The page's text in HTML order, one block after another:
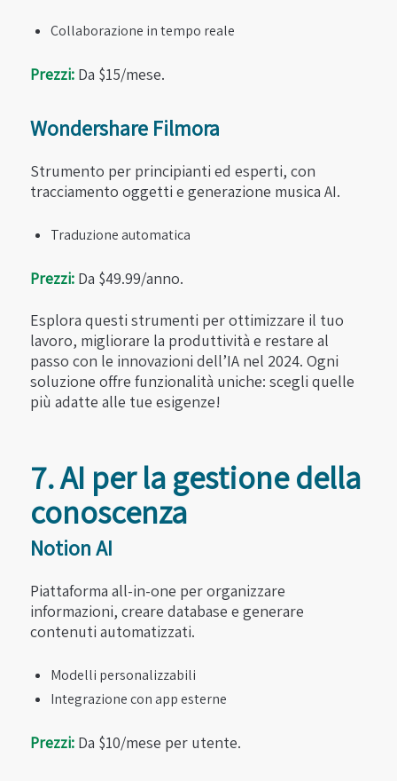
Collaborazione in tempo reale
Prezzi:Da $15/mese.
Wondershare Filmora
Strumento per principianti ed esperti, con
tracciamento oggetti e generazione musica AI.
Traduzione automatica
Prezzi:Da $49.99/anno.
Esplora questi strumenti per ottimizzare il tuo
lavoro, migliorare la produttività e restare al
passo con le innovazioni dell’IA nel 2024. Ogni
soluzione offre funzionalità uniche: scegli quelle
più adatte alle tue esigenze!
7. AI per la gestione della
conoscenza
Notion AI
Piattaforma all-in-one per organizzare
informazioni, creare database e generare
contenuti automatizzati.
Modelli personalizzabili
Integrazione con app esterne
Prezzi:Da $10/mese per utente.